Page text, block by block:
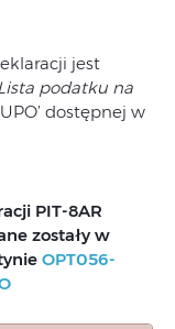
jest
podatku na
dostępnej w
PIT-8AR
zostały w
OPT056-